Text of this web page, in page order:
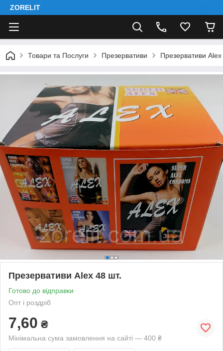
ZORELIT
Товари та Послуги Презервативи Презервативи
Презервативи Alex 48 шт.
Готово до відправки
Опт і роздріб
7,60 ₴
Мінімальна сума замовлення на сайті — 400 ₴